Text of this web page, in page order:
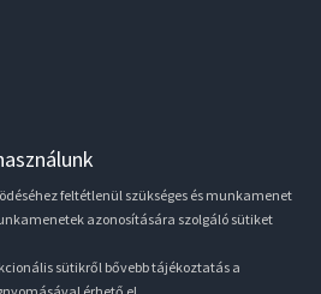
feltétlenül szükséges és munkamenet
azonosítására szolgáló sütiket
sütikről bővebb tájékoztatás a